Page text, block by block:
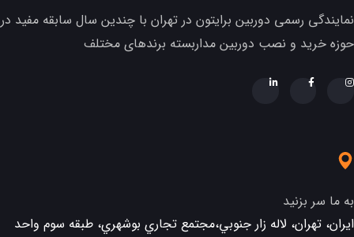
نمایندگی رسمی دوربین برایتون در تهران با چندین سال سابقه مفید در
حوزه خرید و نصب دوربین مداربسته برندهای مختلف
به ما سر بزنید
ایران، تهران، لاله زار جنوبي،مجتمع تجاري بوشهري، طبقه سوم واحد